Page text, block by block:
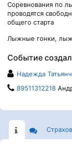
Соревнования по
проводятся
общего старта
Лыжные гонки,
Событие создал
Надежда
89511312218